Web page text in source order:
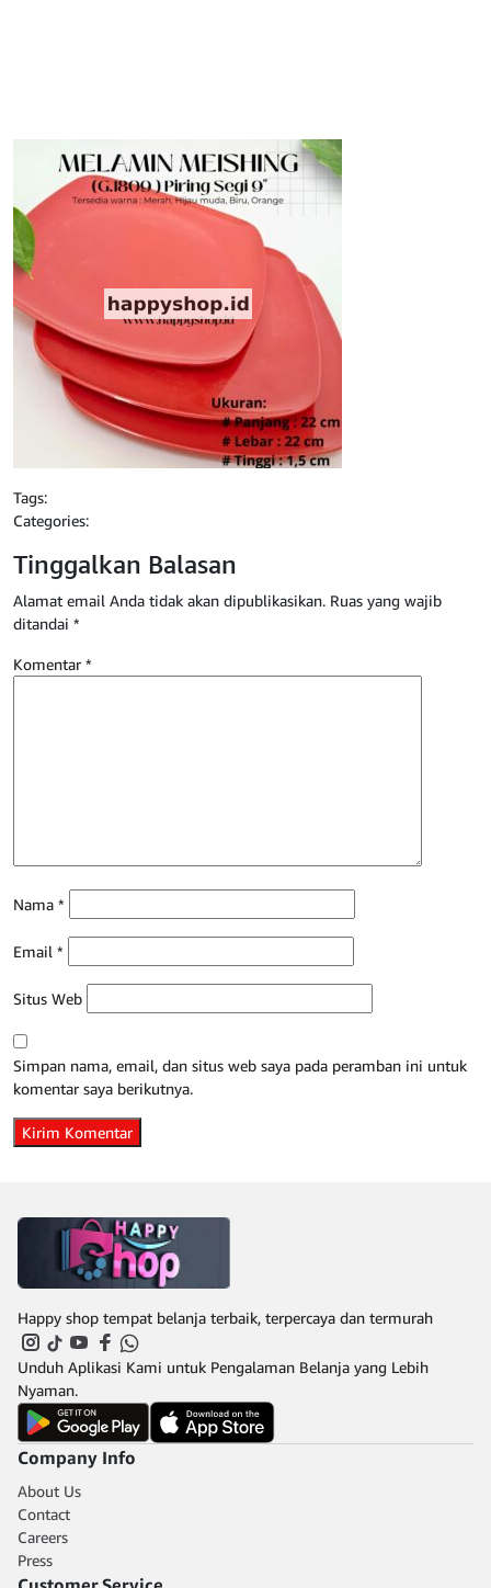
Tags:
Categories:
Tinggalkan Balasan
Alamat email Anda tidak akan dipublikasikan. Ruas yang wajib
ditandai *
Komentar *
Nama *
Email *
Situs Web
Simpan nama, email, dan situs web saya pada peramban ini untuk
komentar saya berikutnya.
Happy shop tempat belanja terbaik, terpercaya dan termurah
Unduh Aplikasi Kami untuk Pengalaman Belanja yang Lebih
Nyaman.
Company Info
About Us
Contact
Careers
Press